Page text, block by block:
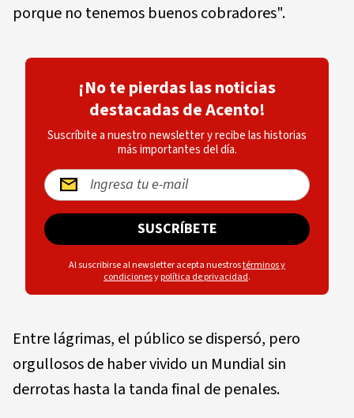
porque no tenemos buenos cobradores".
¡No te pierdas las noticias
destacadas de Acento!
Suscríbite a nuestro newsletter y recibe las historias
más importantes del día.
SUSCRÍBETE
Al suscribirse al newsletter acepta nuestrostérminos y
condicionesypolítica de privacidad.
Entre lágrimas, el público se dispersó, pero
orgullosos de haber vivido un Mundial sin
derrotas hasta la tanda final de penales.